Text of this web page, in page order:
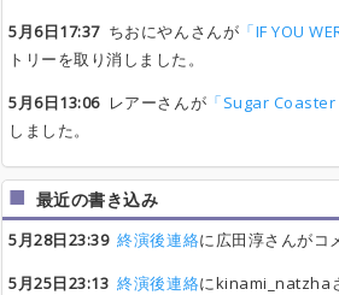
5月6日17:37ちおにやんさんが 「IF YOU
トリーを取り消しました。
5月6日13:06レアーさんが 「Sugar Coaster
しました。
最近の書き込み
5月28日23:39 終演後連絡に広田淳さんがコ
5月25日23:13 終演後連絡にkinami_natzha